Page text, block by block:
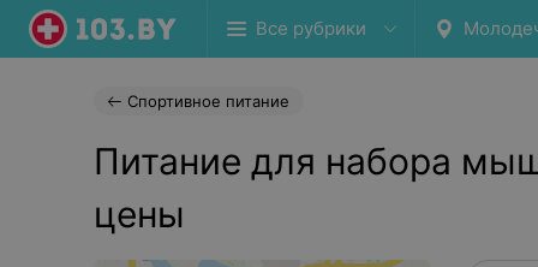
Все рубрики
Спортивное питание
Питание для набора
цены